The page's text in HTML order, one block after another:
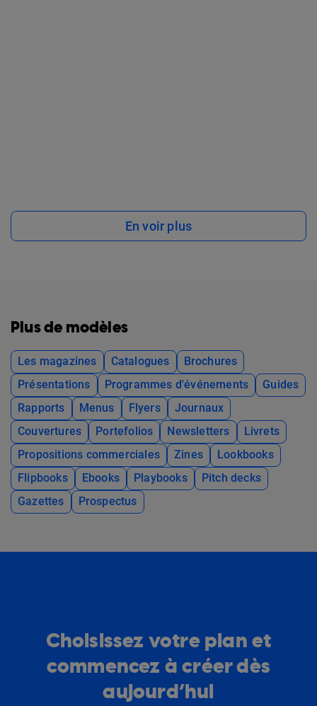
En voir plus
Plus de modèles
Les magazines Catalogues
Brochures
Présentations
Programmes d'événements
Guides
Rapports
Menus Flyers
Journaux
Couvertures
Portefolios Newsletters
Livrets
Propositions commerciales
Zines
Lookbooks
Flipbooks
Ebooks Playbooks
Pitch decks
Gazettes
Prospectus
Choisissez votre plan et
commencez à créer dès
aujourd’hui